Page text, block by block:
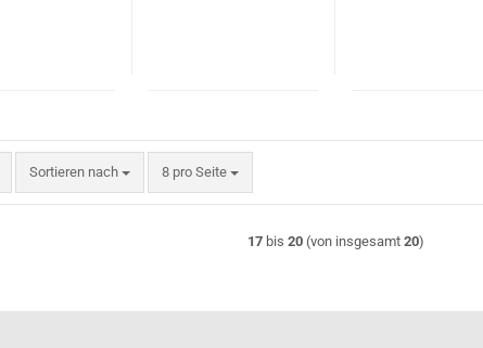
Sortieren nach
Sortieren nach 8 pro Seite
pro Seite
17bis 20(von insgesamt 20)